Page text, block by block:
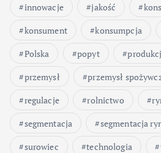
innowacje
jakość
konsument
konsumpcja
Polska
popyt
przemysł
przemysł
regulacje
rolnictwo
segmentacja
segmentacja
surowiec
technologia